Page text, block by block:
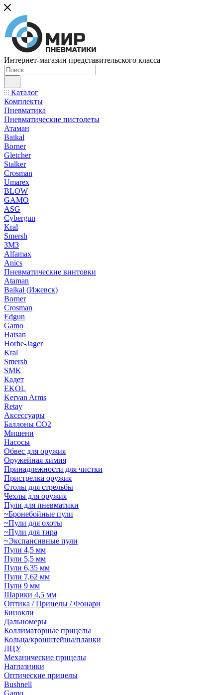
Интернет-магазин представительского класса
Каталог
Комплекты
Пневматика
Пневматические пистолеты
Атаман
Baikal
Borner
Gletcher
Stalker
Crosman
Umarex
BLOW
GAMO
ASG
Cybergun
Kral
Smersh
ЗМЗ
Alfamax
Anics
Пневматические винтовки
Ataman
Baikal (Ижевск)
Borner
Crosman
Edgun
Gamo
Hatsan
Horhe-Jager
Kral
Smersh
SMK
Кадет
EKOL
Kervan Arms
Retay
Аксессуары
Баллоны СО2
Мишени
Насосы
Обвес для оружия
Оружейная химия
Принадлежности для чистки
Пристрелка оружия
Столы для стрельбы
Чехлы для оружия
Пули для пневматики
~Бронебойные пули
~Пули для охоты
~Пули для тира
~Экспансивные пули
Пули 4,5 мм
Пули 5,5 мм
Пули 6,35 мм
Пули 7,62 мм
Пули 9 мм
Шарики 4,5 мм
Оптика / Прицелы / Фонари
Бинокли
Дальномеры
Коллиматорные прицелы
Кольца/кронштейны/планки
ЛЦУ
Механические прицелы
Наглазники
Оптические прицелы
Bushnell
Gamo